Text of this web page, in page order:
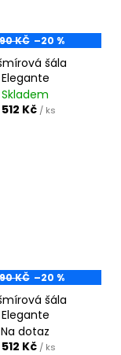
KČ –20 %
šála
Elegante
Skladem
512 Kč / ks
KČ –20 %
šála
Elegante
Na dotaz
512 Kč / ks